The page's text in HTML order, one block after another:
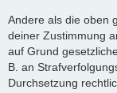
Andere als die oben
deiner Zustimmung
auf Grund
B. an
Durchsetzung